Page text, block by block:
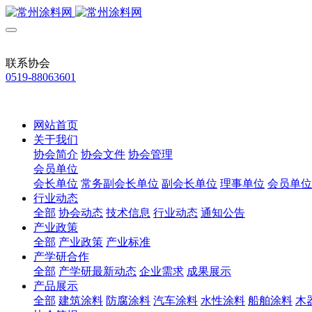
联系协会
0519-88063601
网站首页
关于我们
协会简介 协会文件 协会管理
会员单位
会长单位 常务副会长单位 副会长单位 理事单位 会员单位
行业动态
全部 协会动态 技术信息 行业动态 通知公告
产业政策
全部 产业政策 产业标准
产学研合作
全部 产学研最新动态 企业需求 成果展示
产品展示
全部 建筑涂料 防腐涂料 汽车涂料 水性涂料 船舶涂料 木